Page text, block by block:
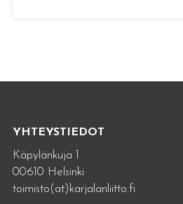
YHTEYSTIEDOT
Käpylänkuja 1
00610 Helsinki
toimisto(at)karjalanliitto.fi